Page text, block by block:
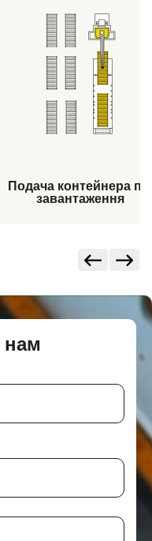
Подача контейнера під
завантаження
нам